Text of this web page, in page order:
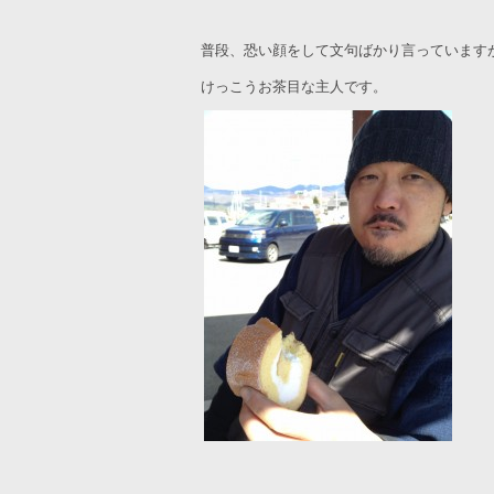
普段、恐い顔をして文句ばかり言っています
けっこうお茶目な主人です。